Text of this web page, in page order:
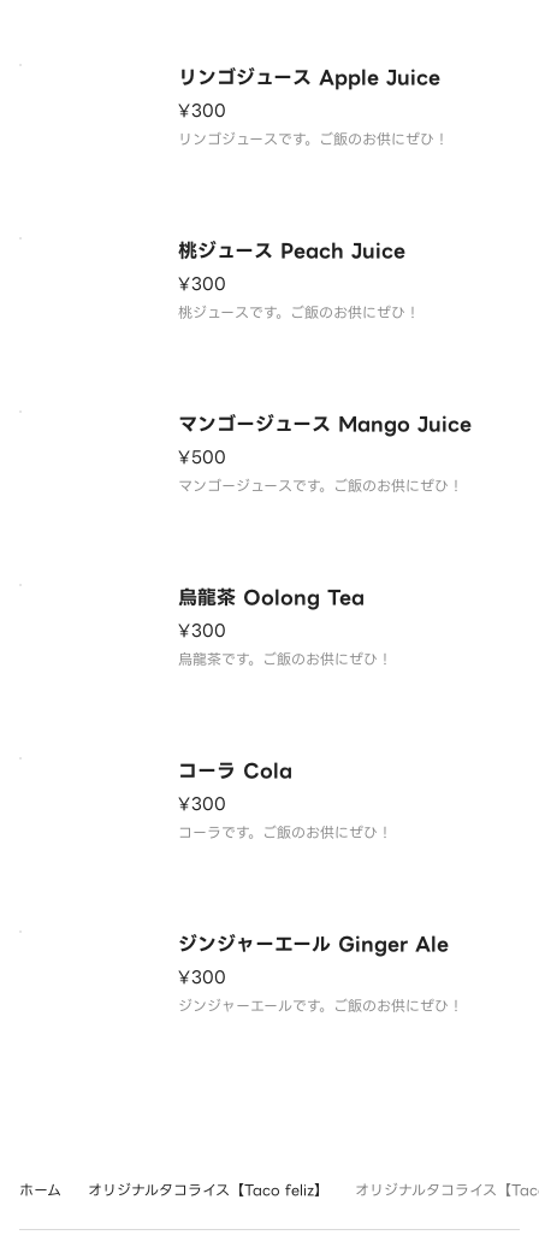
リンゴジュース Apple Juice
¥300
リンゴジュースです。ご飯のお供にぜひ！
桃ジュース Peach Juice
¥300
桃ジュースです。ご飯のお供にぜひ！
マンゴージュース Mango Juice
¥500
マンゴージュースです。ご飯のお供にぜひ！
烏龍茶 Oolong Tea
¥300
烏龍茶です。ご飯のお供にぜひ！
コーラ Cola
¥300
コーラです。ご飯のお供にぜひ！
ジンジャーエール Ginger Ale
¥300
ジンジャーエールです。ご飯のお供にぜひ！
ホーム オリジナルタコライス【Taco feliz】 オリジナルタコライス【